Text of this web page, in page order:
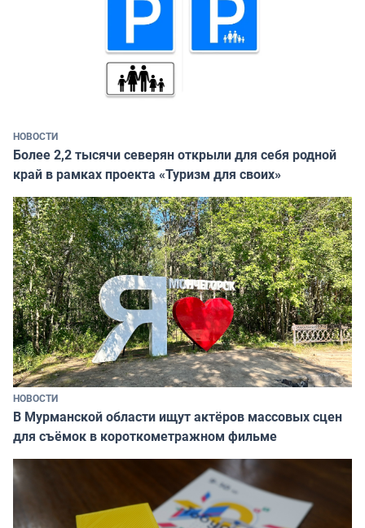
НОВОСТИ
Более 2,2 тысячи северян открыли для себя родной
край в рамках проекта «Туризм для своих»
НОВОСТИ
В Мурманской области ищут актёров массовых сцен
для съёмок в короткометражном фильме